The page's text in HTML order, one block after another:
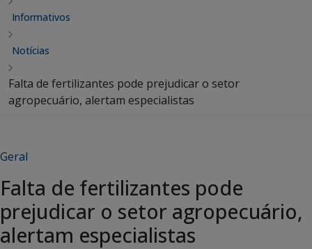
Informativos
Notícias
Falta de fertilizantes pode prejudicar o setor
agropecuário, alertam especialistas
Geral
Falta de fertilizantes pode
prejudicar o setor agropecuário,
alertam especialistas